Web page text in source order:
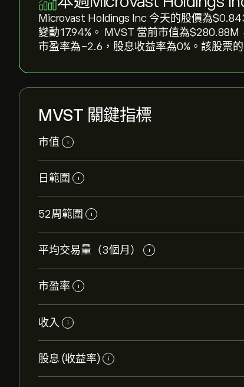
Microvast Holdings Inc 今天的股價為‎
變動‎17.94‎%。 MVST 當前市值為‎
市盈率為-2.6，股息收益率為0%。該股票的
MVST 關鍵指標
市值 i
日範圍 i
52周範圍 i
平均交易量（3個月） i
市盈率 i
收入 i
股息 (收益率) i